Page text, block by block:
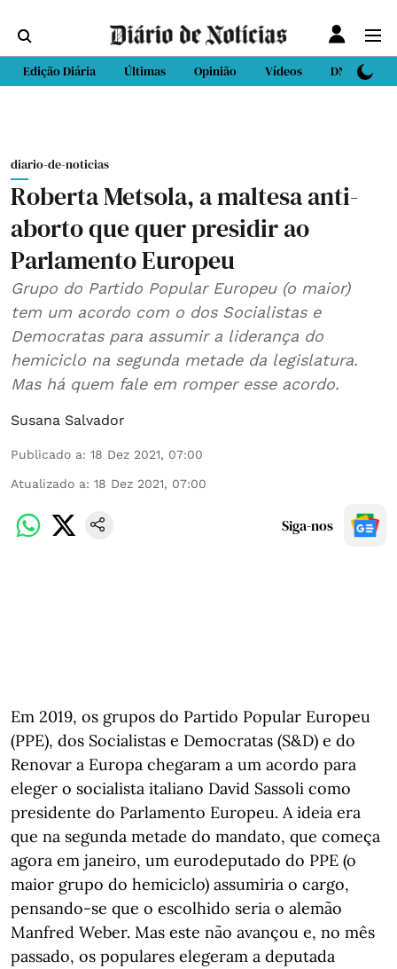
Edição Diária Últimas Opinião Vídeos DN Sport
diario-de-noticias
Roberta Metsola, a maltesa anti-
aborto que quer presidir ao
Parlamento Europeu
Grupo do Partido Popular Europeu (o maior)
tem um acordo com o dos Socialistas e
Democratas para assumir a liderança do
hemiciclo na segunda metade da legislatura.
Mas há quem fale em romper esse acordo.
Susana Salvador
Publicado a: 18 Dez 2021, 07:00
Atualizado a: 18 Dez 2021, 07:00
Siga-nos
Em 2019, os grupos do Partido Popular Europeu
(PPE), dos Socialistas e Democratas (S&D) e do
Renovar a Europa chegaram a um acordo para
eleger o socialista italiano David Sassoli como
presidente do Parlamento Europeu. A ideia era
que na segunda metade do mandato, que começa
agora em janeiro, um eurodeputado do PPE (o
maior grupo do hemiciclo) assumiria o cargo,
pensando-se que o escolhido seria o alemão
Manfred Weber. Mas este não avançou e, no mês
passado, os populares elegeram a deputada